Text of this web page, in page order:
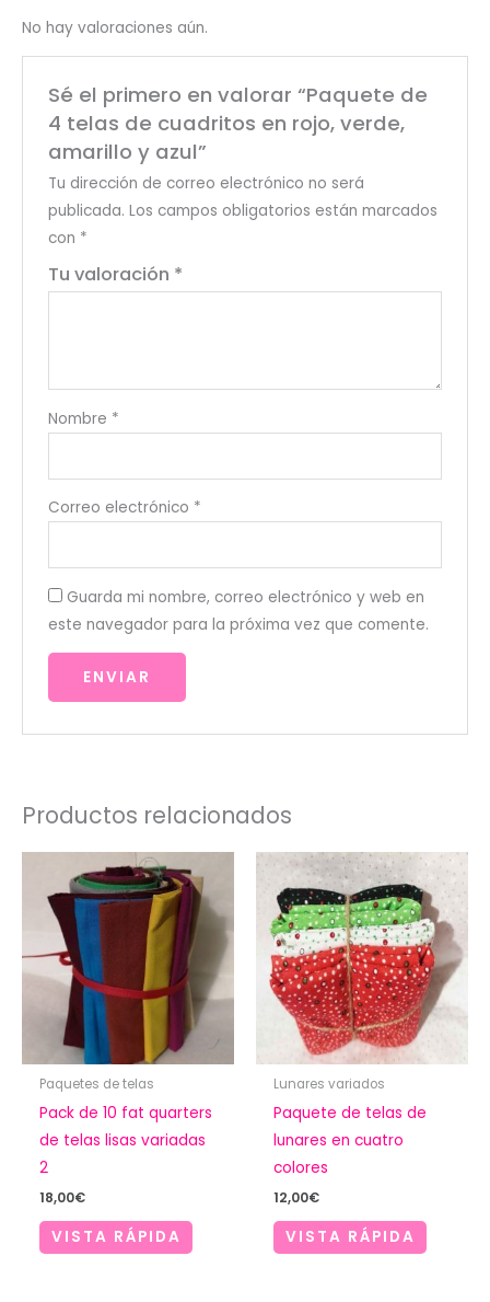
No hay valoraciones aún.
Sé el primero en valorar “Paquete de
4 telas de cuadritos en rojo, verde,
amarillo y azul”
Tu dirección de correo electrónico no será
publicada. Los campos obligatorios están marcados
con *
Tu valoración *
Nombre *
Correo electrónico *
Guarda mi nombre, correo electrónico y web en
este navegador para la próxima vez que comente.
Productos relacionados
Paquetes de telas
Pack de 10 fat quarters
de telas lisas variadas
2
18,00€
VISTA RÁPIDA
Lunares variados
Paquete de telas de
lunares en cuatro
colores
12,00€
VISTA RÁPIDA